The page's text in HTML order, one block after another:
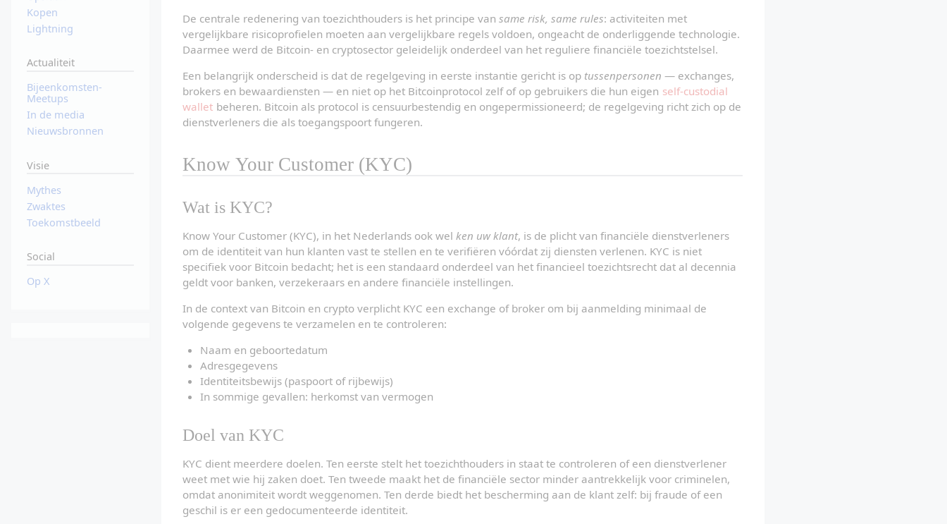
De centrale redenering van toezichthouders is het principe van same risk, same rules: activiteiten met
vergelijkbare risicoprofielen moeten aan vergelijkbare regels voldoen, ongeacht de onderliggende technologie.
Daarmee werd de Bitcoin- en cryptosector geleidelijk onderdeel van het reguliere financiële toezichtstelsel.
Een belangrijk onderscheid is dat de regelgeving in eerste instantie gericht is op tussenpersonen — exchanges,
brokers en bewaardiensten — en niet op het Bitcoinprotocol zelf of op gebruikers die hun eigen self-custodial
wallet beheren. Bitcoin als protocol is censuurbestendig en ongepermissioneerd; de regelgeving richt zich op de
dienstverleners die als toegangspoort fungeren.
Know Your Customer (KYC)
Wat is KYC?
Know Your Customer (KYC), in het Nederlands ook wel ken uw klant, is de plicht van financiële dienstverleners
om de identiteit van hun klanten vast te stellen en te verifiëren vóórdat zij diensten verlenen. KYC is niet
specifiek voor Bitcoin bedacht; het is een standaard onderdeel van het financieel toezichtsrecht dat al decennia
geldt voor banken, verzekeraars en andere financiële instellingen.
In de context van Bitcoin en crypto verplicht KYC een exchange of broker om bij aanmelding minimaal de
volgende gegevens te verzamelen en te controleren:
Naam en geboortedatum
Adresgegevens
Identiteitsbewijs (paspoort of rijbewijs)
In sommige gevallen: herkomst van vermogen
Doel van KYC
KYC dient meerdere doelen. Ten eerste stelt het toezichthouders in staat te controleren of een dienstverlener
weet met wie hij zaken doet. Ten tweede maakt het de financiële sector minder aantrekkelijk voor criminelen,
omdat anonimiteit wordt weggenomen. Ten derde biedt het bescherming aan de klant zelf: bij fraude of een
geschil is er een gedocumenteerde identiteit.
Kopen
Lightning
Actualiteit
Bijeenkomsten-
Meetups
In de media
Nieuwsbronnen
Visie
Mythes
Zwaktes
Toekomstbeeld
Social
Op X